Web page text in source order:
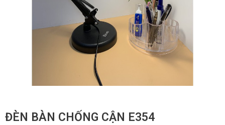
ĐÈN BÀN CHỐNG CẬN E354